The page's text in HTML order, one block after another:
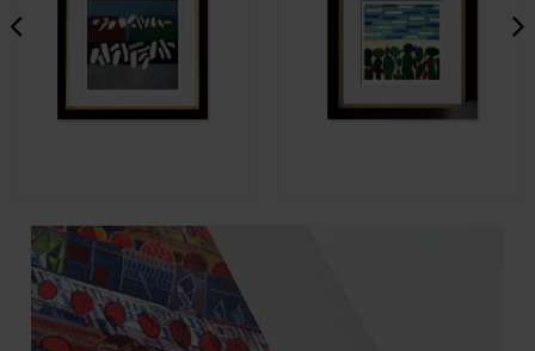
Tadeusz Dominik - Pejzaż (01)
1 990,00 zł